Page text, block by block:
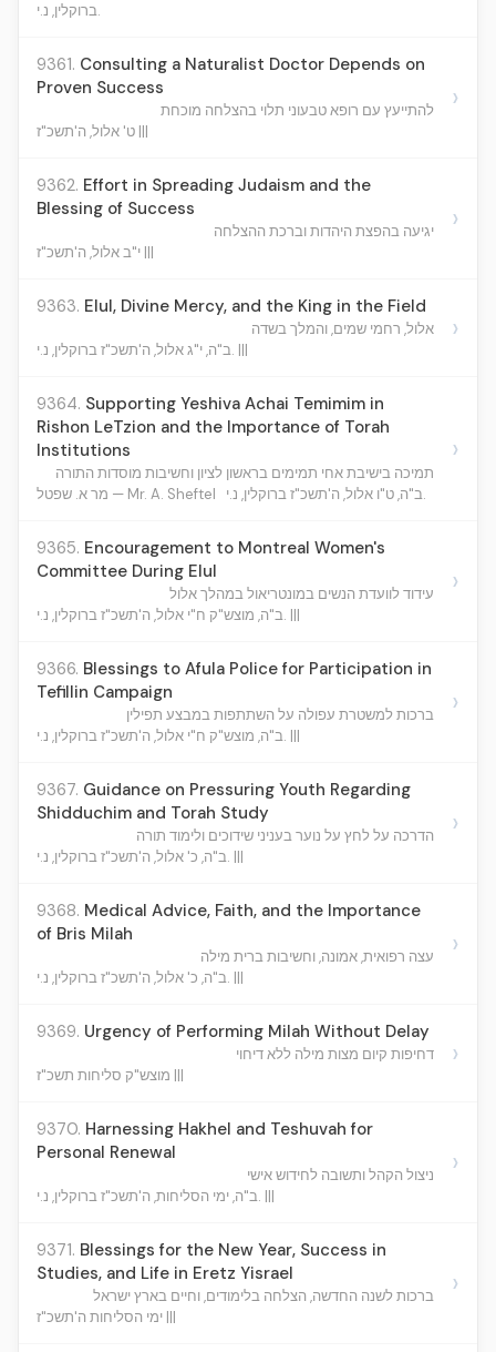
ברוקלין, נ.י.
9361. Consulting a Naturalist Doctor Depends on
Proven Success
להתייעץ עם רופא טבעוני תלוי בהצלחה מוכחת
ט' אלול, ה'תשכ"ז |||
›
9362. Effort in Spreading Judaism and the
Blessing of Success
יגיעה בהפצת היהדות וברכת ההצלחה
י"ב אלול, ה'תשכ"ז |||
›
9363. Elul, Divine Mercy, and the King in the Field
אלול, רחמי שמים, והמלך בשדה
ב"ה, י"ג אלול, ה'תשכ"ז ברוקלין, נ.י. |||
›
9364. Supporting Yeshiva Achai Temimim in
Rishon LeTzion and the Importance of Torah
Institutions
תמיכה בישיבת אחי תמימים בראשון לציון וחשיבות מוסדות התורה
מר א. שפטל — Mr. A. Sheftel
ב"ה, ט"ו אלול, ה'תשכ"ז ברוקלין, נ.י.
›
9365. Encouragement to Montreal Women's
Committee During Elul
עידוד לוועדת הנשים במונטריאול במהלך אלול
ב"ה, מוצש"ק ח"י אלול, ה'תשכ"ז ברוקלין, נ.י. |||
›
9366. Blessings to Afula Police for Participation in
Tefillin Campaign
ברכות למשטרת עפולה על השתתפות במבצע תפילין
ב"ה, מוצש"ק ח"י אלול, ה'תשכ"ז ברוקלין, נ.י. |||
›
9367. Guidance on Pressuring Youth Regarding
Shidduchim and Torah Study
הדרכה על לחץ על נוער בעניני שידוכים ולימוד תורה
ב"ה, כ' אלול, ה'תשכ"ז ברוקלין, נ.י. |||
›
9368. Medical Advice, Faith, and the Importance
of Bris Milah
עצה רפואית, אמונה, וחשיבות ברית מילה
ב"ה, כ' אלול, ה'תשכ"ז ברוקלין, נ.י. |||
›
9369. Urgency of Performing Milah Without Delay
דחיפות קיום מצות מילה ללא דיחוי
מוצש"ק סליחות תשכ"ז |||
›
9370. Harnessing Hakhel and Teshuvah for
Personal Renewal
ניצול הקהל ותשובה לחידוש אישי
ב"ה, ימי הסליחות, ה'תשכ"ז ברוקלין, נ.י. |||
›
9371. Blessings for the New Year, Success in
Studies, and Life in Eretz Yisrael
ברכות לשנה החדשה, הצלחה בלימודים, וחיים בארץ ישראל
ימי הסליחות ה'תשכ"ז |||
›